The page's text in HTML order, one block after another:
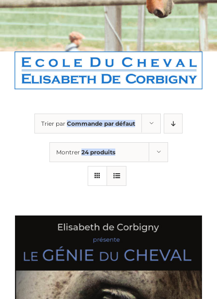
Boutique
Contact
Panier
Trier par Commande par défaut
Montrer 24 produits